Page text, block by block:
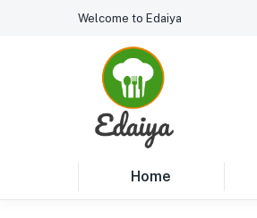
Welcome to Edaiya
Home